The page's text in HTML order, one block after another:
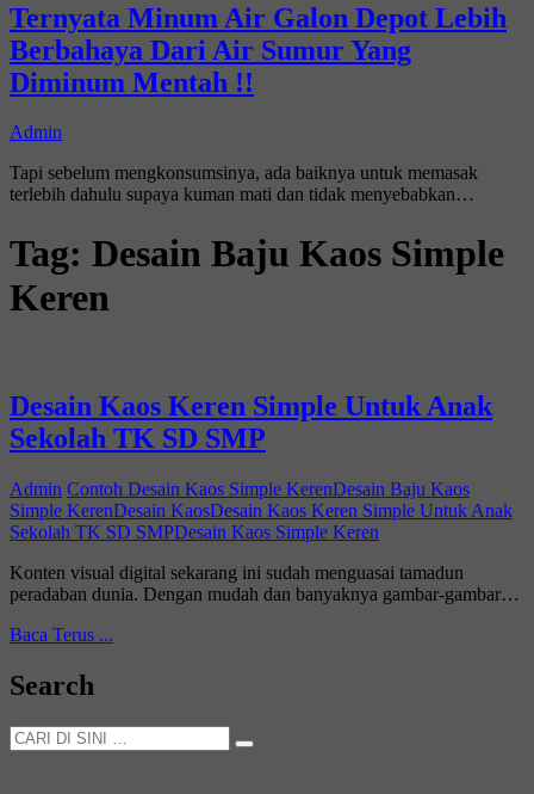
Ternyata Minum Air Galon Depot Lebih
Berbahaya Dari Air Sumur Yang
Diminum Mentah !!
Admin
Tapi sebelum mengkonsumsinya, ada baiknya untuk memasak
terlebih dahulu supaya kuman mati dan tidak menyebabkan…
Tag: Desain Baju Kaos Simple
Keren
Desain Kaos Keren Simple Untuk Anak
Sekolah TK SD SMP
Admin Contoh Desain Kaos Simple KerenDesain Baju Kaos
Simple KerenDesain KaosDesain Kaos Keren Simple Untuk Anak
Sekolah TK SD SMPDesain Kaos Simple Keren
Konten visual digital sekarang ini sudah menguasai tamadun
peradaban dunia. Dengan mudah dan banyaknya gambar-gambar…
Baca Terus ...
Anak
Search
CARI
DI